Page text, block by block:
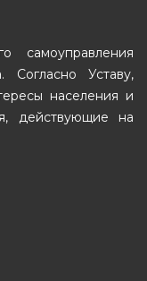
самоуправления
Согласно Уставу,
населения и
действующие на